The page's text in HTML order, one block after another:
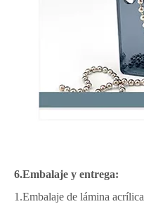
6.Embalaje y entrega:
1.Embalaje de lámina